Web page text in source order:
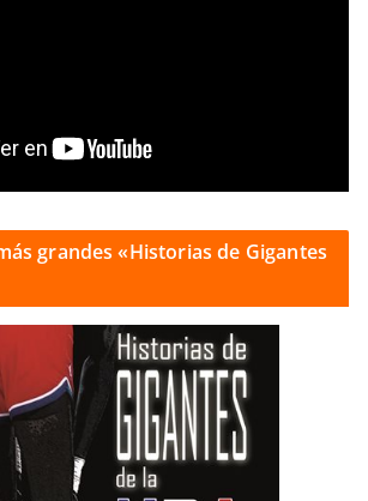
grandes «Historias de Gigantes